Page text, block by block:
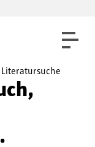
Literatursuche